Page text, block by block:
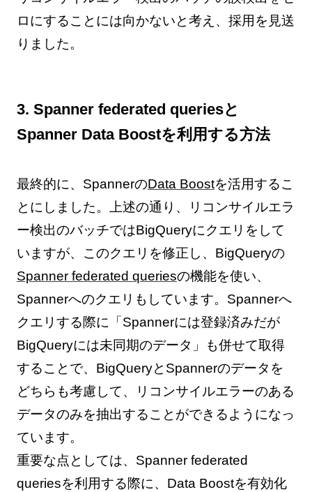
ロにすることには向かないと考え、採用を見送
りました。
3. Spanner federated queriesと
Spanner Data Boostを利用する方法
最終的に、SpannerのData Boostを活用するこ
とにしました。上述の通り、リコンサイルエラ
ー検出のバッチではBigQueryにクエリをして
いますが、このクエリを修正し、BigQueryの
Spanner federated queriesの機能を使い、
Spannerへのクエリもしています。Spannerへ
クエリする際に「Spannerには登録済みだが
BigQueryには未同期のデータ」も併せて取得
することで、BigQueryとSpannerのデータを
どちらも考慮して、リコンサイルエラーのある
データのみを抽出することができるようになっ
ています。
重要な点としては、Spanner federated
queriesを利用する際に、Data Boostを有効化